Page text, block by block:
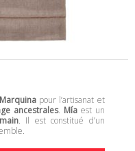
pour l’artisanat et
ancestrales. Mía est un
. Il est constitué d’un